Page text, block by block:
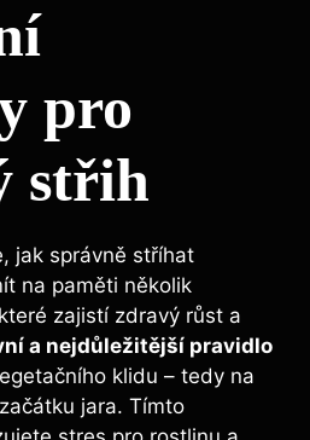
pro
střih
jak správně stříhat
na⁣ paměti ‌několik
⁣zajistí zdravý ‌růst a
a nejdůležitější⁣ pravidlo
klidu ⁢– tedy ​na
jara. Tímto